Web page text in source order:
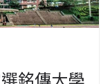
銘傳大學